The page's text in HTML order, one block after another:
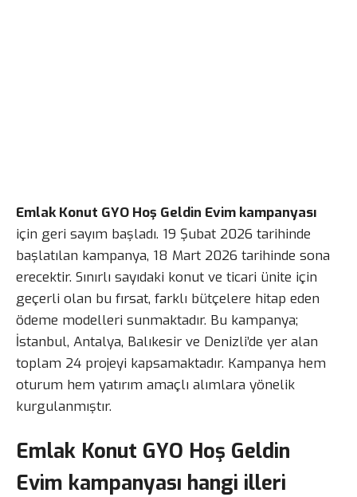
Emlak Konut GYO Hoş Geldin Evim kampanyası
için geri sayım başladı. 19 Şubat 2026 tarihinde
başlatılan kampanya, 18 Mart 2026 tarihinde sona
erecektir. Sınırlı sayıdaki konut ve ticari ünite için
geçerli olan bu fırsat, farklı bütçelere hitap eden
ödeme modelleri sunmaktadır. Bu kampanya;
İstanbul, Antalya, Balıkesir ve Denizli’de yer alan
toplam 24 projeyi kapsamaktadır. Kampanya hem
oturum hem yatırım amaçlı alımlara yönelik
kurgulanmıştır.
Emlak Konut GYO Hoş Geldin
Evim kampanyası hangi illeri